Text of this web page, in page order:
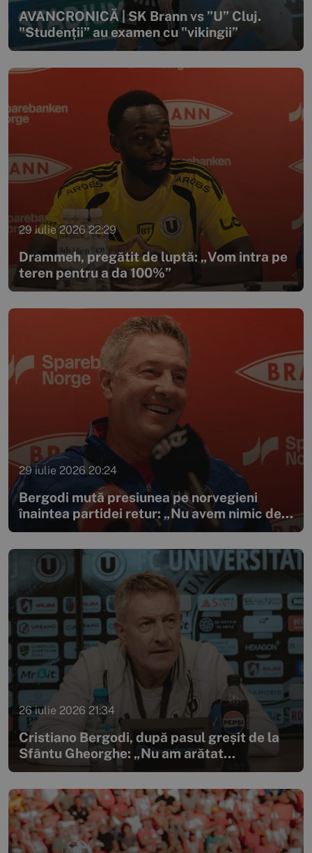
AVANCRONICĂ | SK Brann vs ”U” Cluj.
"Studenții” au examen cu "vikingii”
29 iulie 2026 22:29
Drammeh, pregătit de luptă: „Vom intra pe
teren pentru a da 100%”
29 iulie 2026 20:24
Bergodi mută presiunea pe norvegieni
înaintea partidei retur: „Nu avem nimic de...
26 iulie 2026 21:34
Cristiano Bergodi, după pasul greșit de la
Sfântu Gheorghe: „Nu am arătat...